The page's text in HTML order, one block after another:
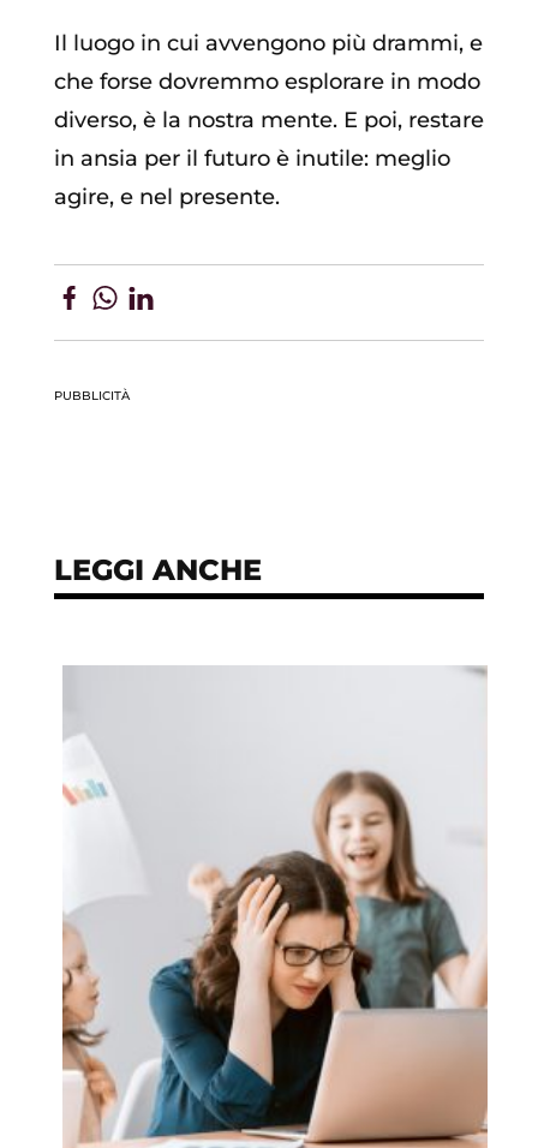
Il luogo in cui avvengono più drammi, e
che forse dovremmo esplorare in modo
diverso, è la nostra mente. E poi, restare
in ansia per il futuro è inutile: meglio
agire, e nel presente.
PUBBLICITÀ
LEGGI ANCHE